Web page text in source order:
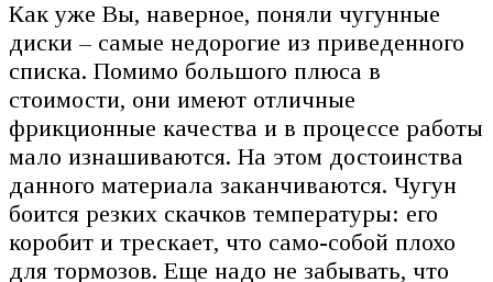
Как уже Вы, наверное, поняли чугунные
диски – самые недорогие из приведенного
списка. Помимо большого плюса в
стоимости, они имеют отличные
фрикционные качества и в процессе работы
мало изнашиваются. На этом достоинства
данного материала заканчиваются. Чугун
боится резких скачков температуры: его
коробит и трескает, что само-собой плохо
для тормозов. Еще надо не забывать, что